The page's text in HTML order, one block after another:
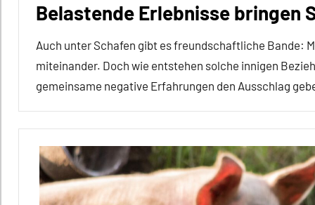
Sozialverhalten
Wirbeltiere
Belastende Erlebnisse bringen
Auch unter Schafen gibt es freundschaftliche Bande:
miteinander. Doch wie entstehen solche innigen
gemeinsame negative Erfahrungen den Ausschlag
Affiliation
Alle
Artikel